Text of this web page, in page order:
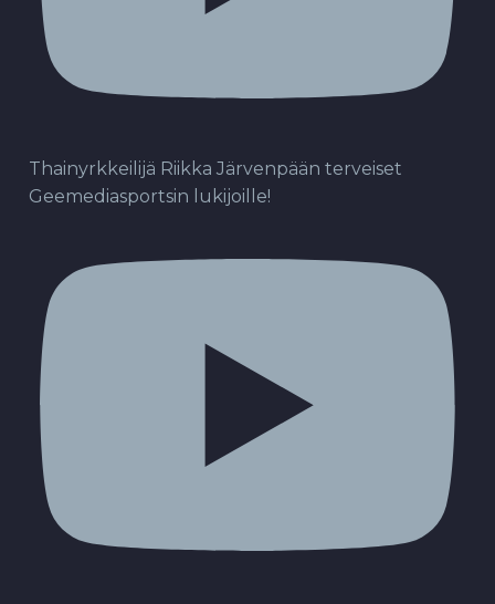
Thainyrkkeilijä Riikka Järvenpään terveiset
Geemediasportsin lukijoille!